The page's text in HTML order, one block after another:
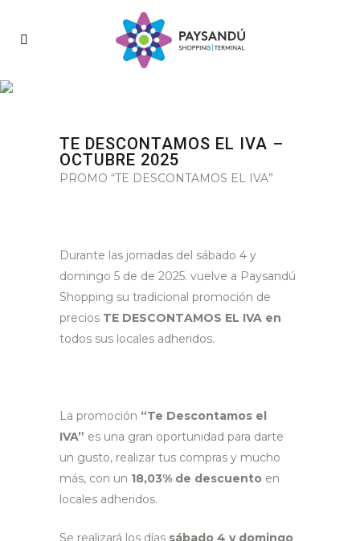
TE DESCONTAMOS EL IVA –
OCTUBRE 2025
PROMO “TE DESCONTAMOS EL IVA”
Durante las jornadas del sábado 4 y
domingo 5 de de 2025. vuelve a Paysandú
Shopping su tradicional promoción de
precios TE DESCONTAMOS EL IVA en
todos sus locales adheridos.
La promoción “Te Descontamos el
IVA” es una gran oportunidad para darte
un gusto, realizar tus compras y mucho
más, con un 18,03% de descuento en
locales adheridos.
Se realizará los días sábado 4 y domingo